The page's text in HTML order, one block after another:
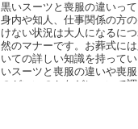
黒いスーツと喪服の違いっ
身内や知人、仕事関係の方
けない状況は大人になるに
然のマナーです。お葬式に
いての詳しい知識を持って
いスーツと喪服の違いや喪
のがいいのかなどについて